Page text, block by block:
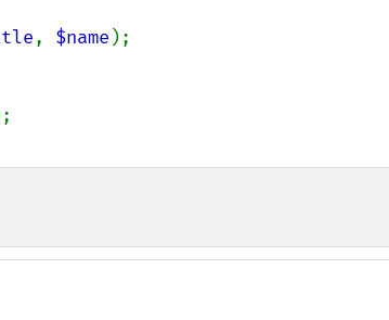
, $name );